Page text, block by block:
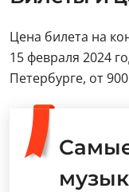
Цена билета на
15 февраля 2024
Петербурге, от